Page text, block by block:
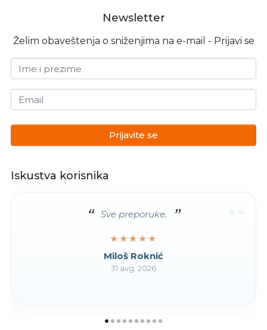
Newsletter
Želim obaveštenja o sniženjima na e-mail - Prijavi se
Ime i prezime
Email
Prijavite se
Iskustva korisnika
Sve preporuke.
★★★★★
★★★★★
Miloš Roknić
31 avg. 2026